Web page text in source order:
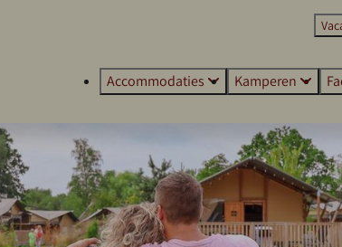
Accommodaties Kamperen